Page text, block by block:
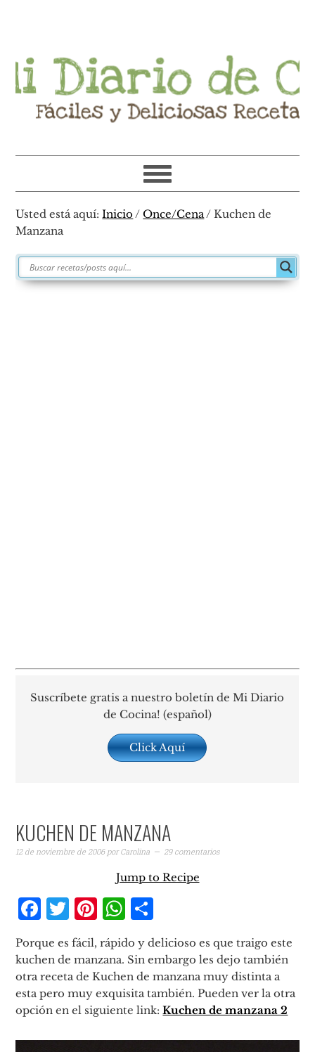
principal
principal
barra
lateral
primaria
de
página
Usted está aquí:Inicio / Once/Cena/ Kuchen de
Manzana
Suscríbete gratis a nuestro boletín de Mi Diario
de Cocina! (español)
Click Aquí
KUCHEN DE MANZANA
12 de noviembre de 2006porCarolina 29 comentarios
Jump to Recipe
Facebook
Twitter
Pinterest
WhatsApp
Porque es fácil, rápido y delicioso es que traigo este
kuchen de manzana. Sin embargo les dejo también
otra receta de Kuchen de manzana muy distinta a
esta pero muy exquisita también. Pueden ver la otra
opción en el siguiente link:Kuchen de manzana 2